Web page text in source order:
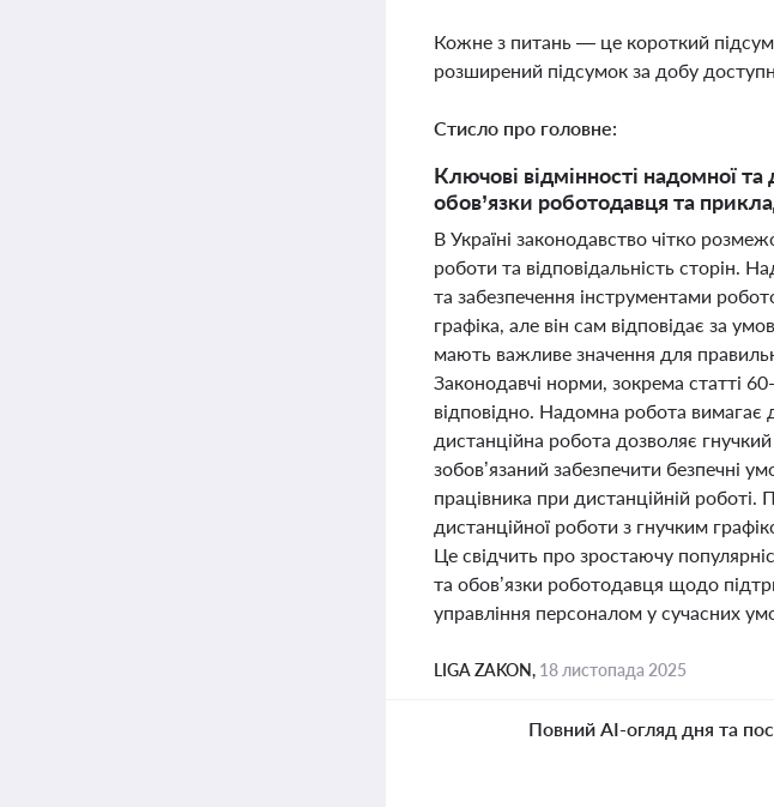
Кожне з питань — це короткий
розширений підсумок за добу
Стисло про головне:
Ключові відмінності надомної
обов’язки роботодавця та
В Україні законодавство чітко
роботи та відповідальність сторін.
та забезпечення інструментами
графіка, але він сам відповідає за
мають важливе значення для
Законодавчі норми, зокрема статті
відповідно. Надомна робота вимагає
дистанційна робота дозволяє
зобов’язаний забезпечити безпечні
працівника при дистанційній
дистанційної роботи з гнучким
Це свідчить про зростаючу
та обов’язки роботодавця щодо
управління персоналом у сучасних
LIGA ZAKON, 18 листопада 2025
Повний AI-огляд дня та